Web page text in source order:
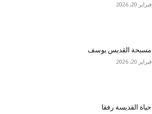
فبراير 20, 2026
مسبحة القديس يوسف
فبراير 20, 2026
حياة القديسة رفقا